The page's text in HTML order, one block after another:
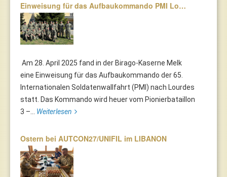
Einweisung für das Aufbaukommando PMI Lo…
Am 28. April 2025 fand in der Birago-Kaserne Melk
eine Einweisung für das Aufbaukommando der 65.
Internationalen Soldatenwallfahrt (PMI) nach Lourdes
statt. Das Kommando wird heuer vom Pionierbataillon
3 –... Weiterlesen
Ostern bei AUTCON27/UNIFIL im LIBANON